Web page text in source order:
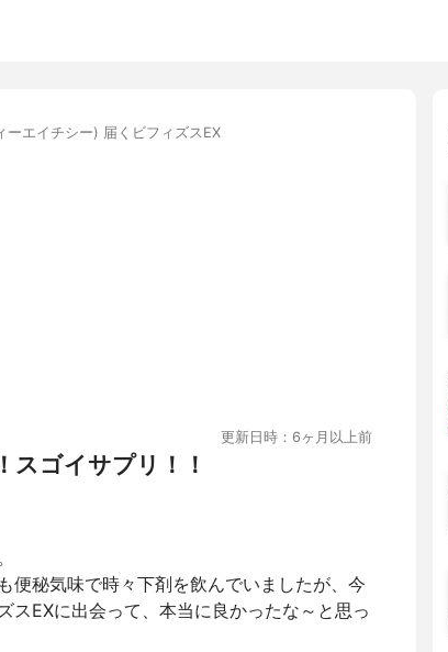
ーエイチシー) 届くビフィズスEX
更新日時：6ヶ月以上前
スゴイサプリ！！
便秘気味で時々下剤を飲んでいましたが、今
スEXに出会って、本当に良かったな～と思っ